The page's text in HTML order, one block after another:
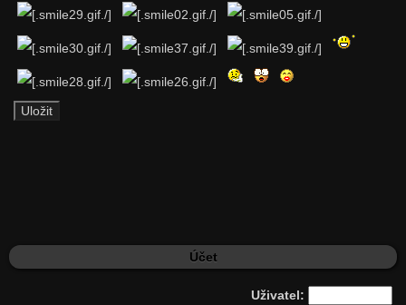
Účet
Uživatel: